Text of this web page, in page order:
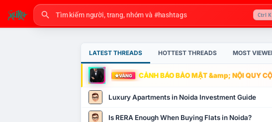
Ctrl K
LATEST THREADS HOTTEST THREADS MOST
VÀNG CẢNH BÁO BẢO MẬT &amp; NỘI QUY
Luxury Apartments in Noida Investment Guide
Is RERA Enough When Buying Flats in Noida?